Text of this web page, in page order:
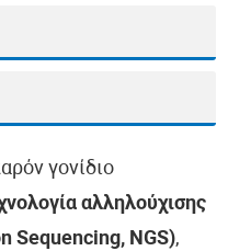
γονίδιο
αλληλούχισης
Sequencing, NGS),